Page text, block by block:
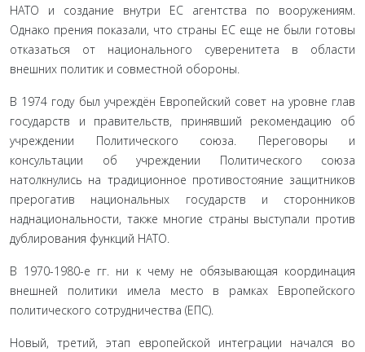
НАТО и создание внутри ЕС агентства по вооружениям.
Однако прения показали, что страны ЕС еще не были готовы
отказаться от национального суверенитета в области
внешних политик и совместной обороны.
В 1974 году был учреждён Европейский совет на уровне глав
государств и правительств, принявший рекомендацию об
учреждении Политического союза. Переговоры и
консультации об учреждении Политического союза
натолкнулись на традиционное противостояние защитников
прерогатив национальных государств и сторонников
наднациональности, также многие страны выступали против
дублирования функций НАТО.
В 1970-1980-е гг. ни к чему не обязывающая координация
внешней политики имела место в рамках Европейского
политического сотрудничества (ЕПС).
Новый, третий, этап европейской интеграции начался во